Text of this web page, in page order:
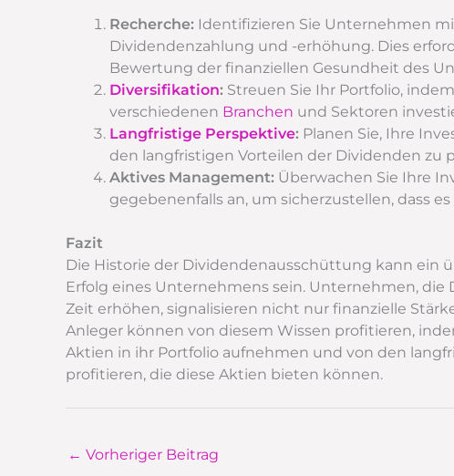
Recherche: Identifizieren Sie Unternehmen
Dividendenzahlung und -erhöhung. Dies
Bewertung der finanziellen Gesundheit des
Diversifikation: Streuen Sie Ihr Portfolio,
verschiedenen Branchen und Sektoren
Langfristige Perspektive: Planen Sie, Ihre
den langfristigen Vorteilen der Dividenden zu
Aktives Management: Überwachen Sie Ihre
gegebenenfalls an, um sicherzustellen, dass
Fazit
Die Historie der Dividendenausschüttung kann ein
Erfolg eines Unternehmens sein. Unternehmen,
Zeit erhöhen, signalisieren nicht nur finanzielle
Anleger können von diesem Wissen profitieren,
Aktien in ihr Portfolio aufnehmen und von den
profitieren, die diese Aktien bieten können.
← Vorheriger Beitrag